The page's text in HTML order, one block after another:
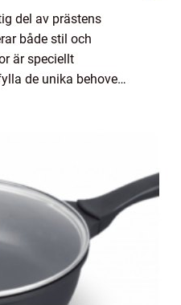
del av prästens
både stil och
är speciellt
de unika behoven